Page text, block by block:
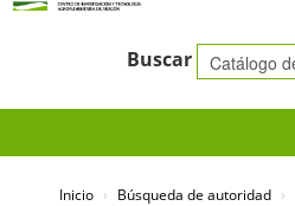
Buscar
Inicio › Búsqueda de autoridad ›